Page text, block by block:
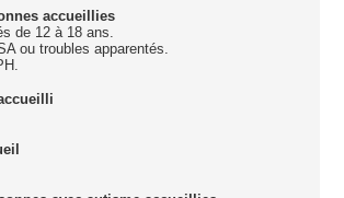
accueillies
de 12 à 18 ans.
ou troubles apparentés.